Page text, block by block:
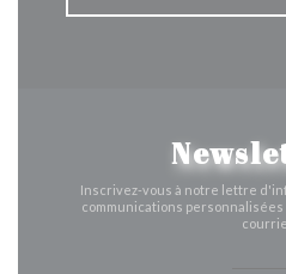
Inscrivez-vous à notre lettre
communications
courriel.